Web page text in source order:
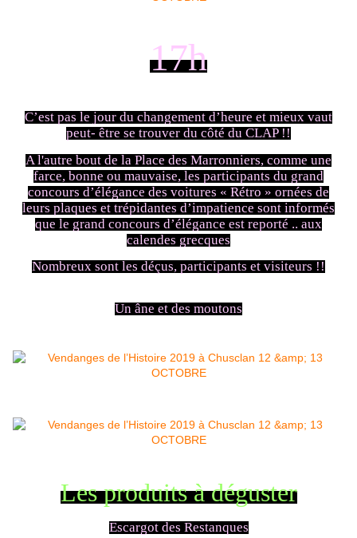
17h
C’est pas le jour du changement d’heure et mieux vaut
peut- être se trouver du côté du CLAP !!
A l'autre bout de la Place des Marronniers, comme une
farce, bonne ou mauvaise, les participants du grand
concours d’élégance des voitures « Rétro » ornées de
leurs plaques et trépidantes d’impatience sont informés
que le grand concours d’élégance est reporté .. aux
calendes grecques
Nombreux sont les déçus, participants et visiteurs !!
Un âne et des moutons
Les produits à déguster
Escargot des Restanques